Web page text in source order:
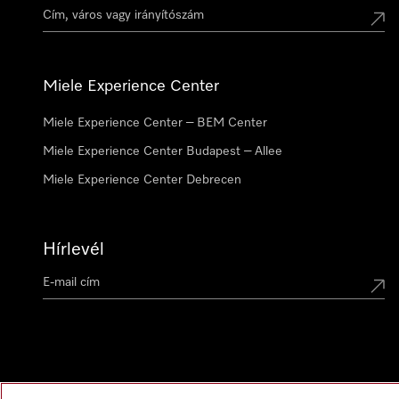
Miele Experience Center
Miele Experience Center – BEM Center
Miele Experience Center Budapest – Allee
Miele Experience Center Debrecen
Hírlevél